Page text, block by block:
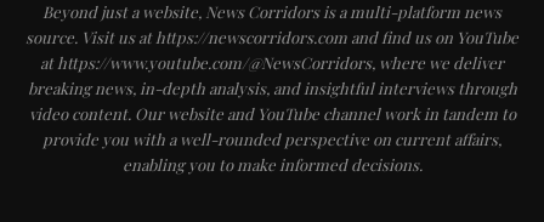
Beyond just a website, News Corridors is a multi-platform news
source. Visit us at https://newscorridors.com and find us on YouTube
at https://www.youtube.com/@NewsCorridors, where we deliver
breaking news, in-depth analysis, and insightful interviews through
video content. Our website and YouTube channel work in tandem to
provide you with a well-rounded perspective on current affairs,
enabling you to make informed decisions.